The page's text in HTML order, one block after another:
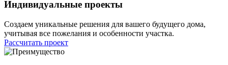
Индивидуальные проекты
Создаем уникальные решения для вашего будущего дома,
учитывая все пожелания и особенности участка.
Рассчитать проект